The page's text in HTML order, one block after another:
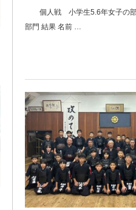
個人戦 小学生5.6年女子の
部門 結果 名前 …